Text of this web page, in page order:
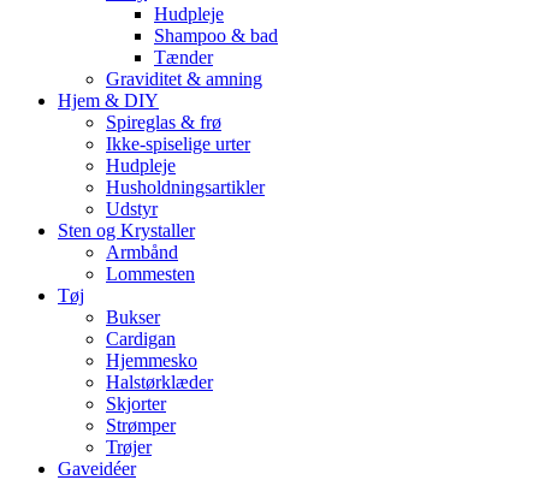
Hudpleje
Shampoo & bad
Tænder
Graviditet & amning
Hjem & DIY
Spireglas & frø
Ikke-spiselige urter
Hudpleje
Husholdningsartikler
Udstyr
Sten og Krystaller
Armbånd
Lommesten
Tøj
Bukser
Cardigan
Hjemmesko
Halstørklæder
Skjorter
Strømper
Trøjer
Gaveidéer